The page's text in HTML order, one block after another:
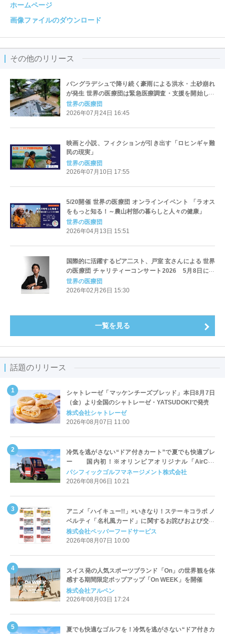
ホームページ
画像ファイルのダウンロード
その他のリリース
バングラデシュで降り続く豪雨による洪水・土砂崩れ
が発生 世界の医療団は緊急医療調査・支援を開始しま
した
世界の医療団
2026年07月24日 16:45
映画と小説、フィクションが引き出す「ロヒンギャ難
民の現実」
世界の医療団
2026年07月10日 17:55
5/20開催 世界の医療団 オンラインイベント 「ラオス
をもっと知る！～農山村部の暮らしと人々の健康」
世界の医療団
2026年04月13日 15:51
国際的に活躍するピア二スト、戸室 玄さんによる 世界
の医療団 チャリティーコンサート2026 5月8日に開
催
世界の医療団
2026年02月26日 15:30
一覧を見る
話題のリリース
シャトレーゼ「マッケンチーズブレッド」本日8月7日
（金）より全国のシャトレーゼ・YATSUDOKIで発売
株式会社シャトレーゼ
2026年08月07日 11:00
冷気を逃がさない“ドア付きカート”で夏でも快適プレ
ー 国内初！※オリンピアオリジナル「AirCon
Cart（エアコンカート）」導入 | ＰＧＭ
パシフィックゴルフマネージメント株式会社
2026年08月06日 10:21
アニメ「ハイキュー!!」×いきなり！ステーキコラボ ノ
ベルティ「名札風カード」に関するお詫びおよび交換
対応についてのご案内
株式会社ペッパーフードサービス
2026年08月07日 10:00
スイス発の人気スポーツブランド「On」の世界観を体
感する期間限定ポップアップ「On WEEK」を開催
株式会社アルペン
2026年08月03日 17:24
夏でも快適なゴルフを！冷気を逃がさない“ドア付きカ